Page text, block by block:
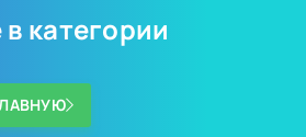
категории